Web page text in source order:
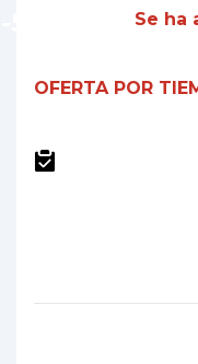
Se ha
OFERTA POR